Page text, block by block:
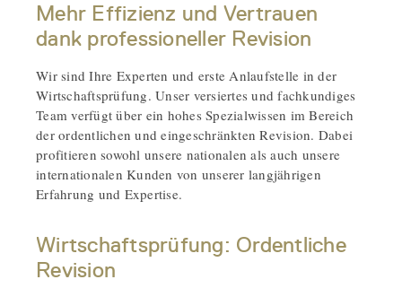
Mehr Effizienz und Vertrauen
dank professioneller Revision
Wir sind Ihre Experten und erste Anlaufstelle in der
Wirtschaftsprüfung. Unser versiertes und fachkundiges
Team verfügt über ein hohes Spezialwissen im Bereich
der ordentlichen und eingeschränkten Revision. Dabei
profitieren sowohl unsere nationalen als auch unsere
internationalen Kunden von unserer langjährigen
Erfahrung und Expertise.
Wirtschaftsprüfung: Ordentliche
Revision